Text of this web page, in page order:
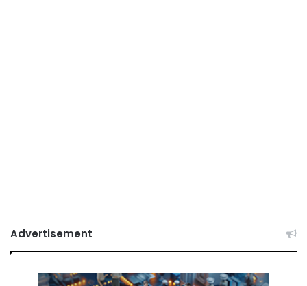
Advertisement